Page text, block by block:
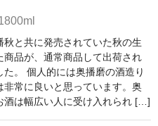
）
）
奈川県足柄上郡）
）
秋と共に発売されていた秋の生
商品が、通常商品して出荷され
た。 個人的には奥播磨の酒造り
非常に良いと思っています。奥
酒は幅広い人に受け入れられ […]